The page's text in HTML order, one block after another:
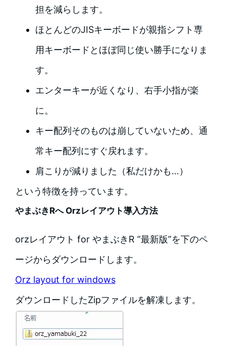
担を減らします。
ほとんどのJISキーボードが親指シフト専
用キーボードとほぼ同じ使い勝手になりま
す。
エンターキーが近くなり、右手小指が楽
に。
キー配列そのものは崩していないため、通
常キー配列にすぐ戻れます。
肩こりが減りました（私だけかも…）
という特徴を持っています。
やまぶきRへ Orzレイアウト導入方法
orzレイアウト for やまぶきR ”最新版”を下のペ
ージからダウンロードします。
Orz layout for windows
ダウンロードしたZipファイルを解凍します。